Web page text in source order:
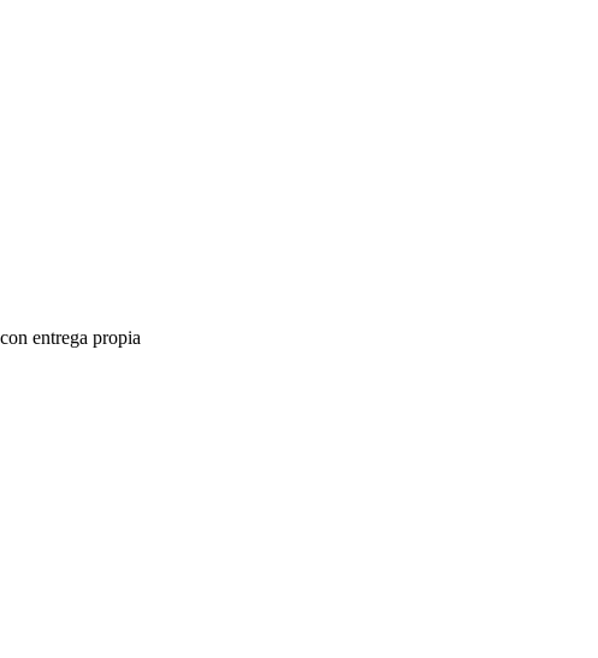
entrega propia